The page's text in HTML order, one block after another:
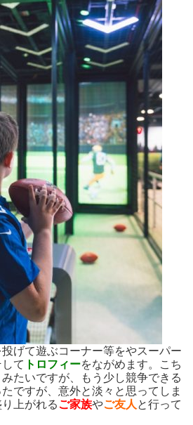
投げて遊ぶコーナー等をやスーパー
て トロフィーをながめます。こち
たいですが、もう少し競争できる
ですが、意外と淡々と思ってしま
上がれるご家族やご友人と行って